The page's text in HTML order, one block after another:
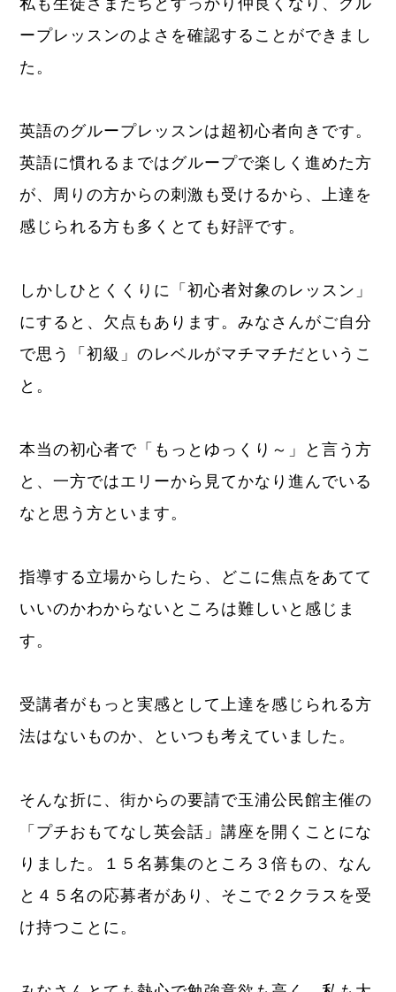
私も生徒さまたちとすっかり仲良くなり、グル
ープレッスンのよさを確認することができまし
た。
英語のグループレッスンは超初心者向きです。
英語に慣れるまではグループで楽しく進めた方
が、周りの方からの刺激も受けるから、上達を
感じられる方も多くとても好評です。
しかしひとくくりに「初心者対象のレッスン」
にすると、欠点もあります。みなさんがご自分
で思う「初級」のレベルがマチマチだというこ
と。
本当の初心者で「もっとゆっくり～」と言う方
と、一方ではエリーから見てかなり進んでいる
なと思う方といます。
指導する立場からしたら、どこに焦点をあてて
いいのかわからないところは難しいと感じま
す。
受講者がもっと実感として上達を感じられる方
法はないものか、といつも考えていました。
そんな折に、街からの要請で玉浦公民館主催の
「プチおもてなし英会話」講座を開くことにな
りました。１５名募集のところ３倍もの、なん
と４５名の応募者があり、そこで２クラスを受
け持つことに。